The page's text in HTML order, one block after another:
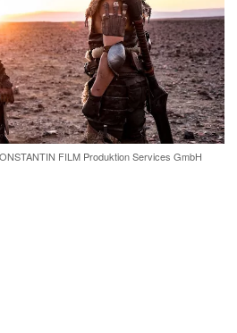
FILM Produktion Services GmbH